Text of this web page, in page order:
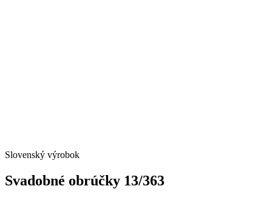
Slovenský výrobok
Svadobné obrúčky 13/363